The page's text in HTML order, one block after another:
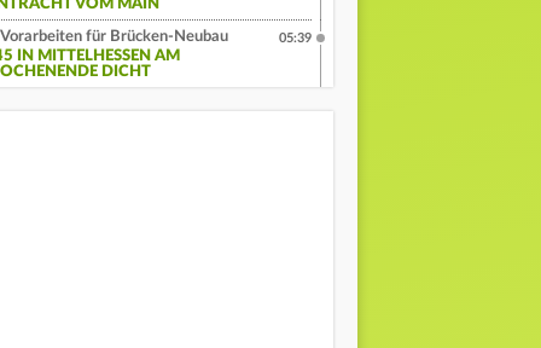
VOM MAIN
Vorarbeiten für Brücken-Neubau
IN MITTELHESSEN AM
DICHT
05:39